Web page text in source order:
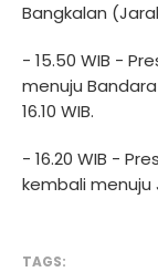
Bangkalan
- 15.50 WIB -
menuju
16.10 WIB.
- 16.20 WIB -
kembali menuju
TAGS: